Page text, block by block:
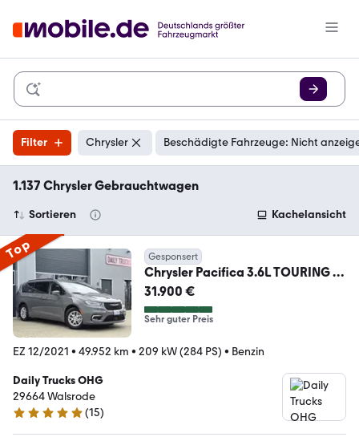
Filter Chrysler Beschädigte Fahrzeuge: Nicht
1.137 Chrysler Gebrauchtwagen
Sortieren Kachelansicht
Top Gesponsert
Chrysler Pacifica 3.6L TOURING L
Kamera ACC LED 7-Sitzer
31.900 €
Sehr guter Preis
EZ 12/2021 • 49.952 km • 209 kW (284 PS) • Benzin
Daily Trucks OHG
29664 Walsrode
5 Sterne
(15)